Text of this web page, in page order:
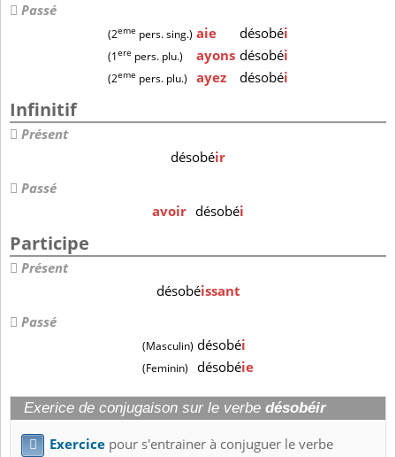
Passé
(2eme pers. sing.) aie désobéi
(1ere pers. plu.) ayons désobéi
(2eme pers. plu.) ayez désobéi
Infinitif
Présent
désobéir
Passé
avoir désobéi
Participe
Présent
désobéissant
Passé
(Masculin) désobéi
(Feminin) désobéie
Exerice de conjugaison sur le verbe désobéir
 Exercice pour s'entrainer à conjuguer le verbe